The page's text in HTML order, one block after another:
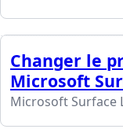
Changer le
Microsoft
Microsoft Surface